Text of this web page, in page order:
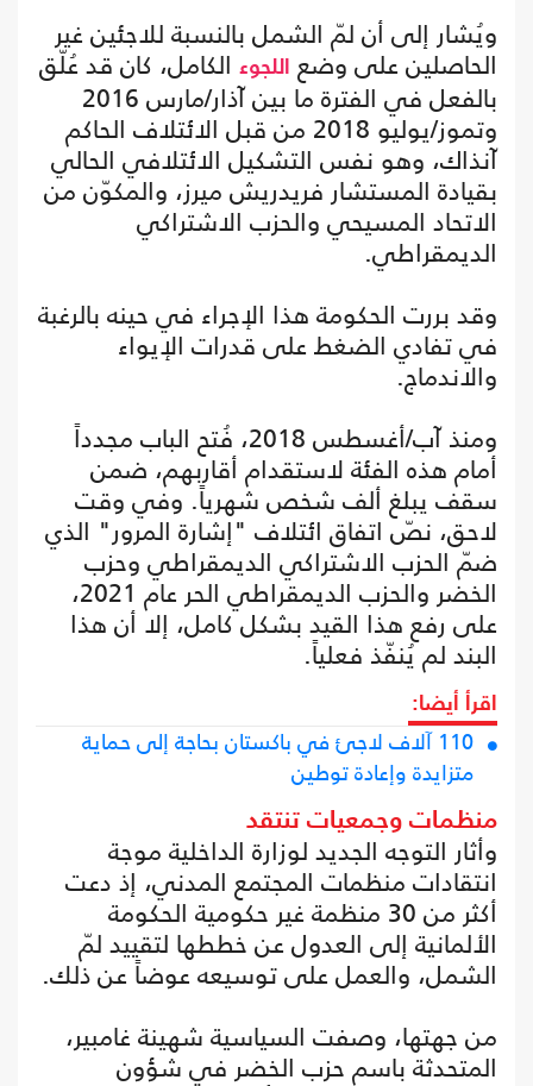
ويُشار إلى أن لمّ الشمل بالنسبة للاجئين غير
الحاصلين على وضع اللجوء الكامل، كان قد عُلّق
بالفعل في الفترة ما بين آذار/مارس 2016
وتموز/يوليو 2018 من قبل الائتلاف الحاكم
آنذاك، وهو نفس التشكيل الائتلافي الحالي
بقيادة المستشار فريدريش ميرز، والمكوّن من
الاتحاد المسيحي والحزب الاشتراكي
الديمقراطي.
وقد بررت الحكومة هذا الإجراء في حينه بالرغبة
في تفادي الضغط على قدرات الإيواء
والاندماج.
ومنذ آب/أغسطس 2018، فُتح الباب مجدداً
أمام هذه الفئة لاستقدام أقاربهم، ضمن
سقف يبلغ ألف شخص شهرياً. وفي وقت
لاحق، نصّ اتفاق ائتلاف "إشارة المرور" الذي
ضمّ الحزب الاشتراكي الديمقراطي وحزب
الخضر والحزب الديمقراطي الحر عام 2021،
على رفع هذا القيد بشكل كامل، إلا أن هذا
البند لم يُنفّذ فعلياً.
اقرأ أيضا:
110 آلاف لاجئ في باكستان بحاجة إلى حماية
متزايدة وإعادة توطين
منظمات وجمعيات تنتقد
وأثار التوجه الجديد لوزارة الداخلية موجة
انتقادات منظمات المجتمع المدني، إذ دعت
أكثر من 30 منظمة غير حكومية الحكومة
الألمانية إلى العدول عن خططها لتقييد لمّ
الشمل، والعمل على توسيعه عوضاً عن ذلك.
من جهتها، وصفت السياسية شهينة غامبير،
المتحدثة باسم حزب الخضر في شؤون